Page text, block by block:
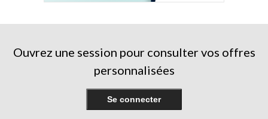
Ouvrez une session pour consulter vos offres
personnalisées
Se connecter